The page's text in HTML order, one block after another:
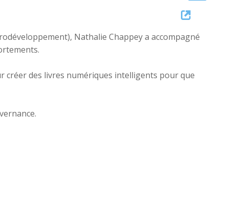
Up/Down
keys
or
Nathalie Chappey a accompagné
créer des livres numériques intelligents pour que